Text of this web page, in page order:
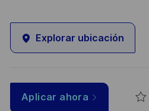
Explorar ubicación
Aplicar ahora